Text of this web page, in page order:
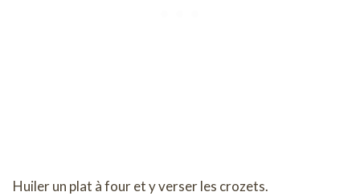
Huiler un plat à four et y verser les crozets.